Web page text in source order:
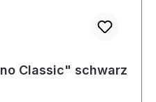
Classic" schwarz